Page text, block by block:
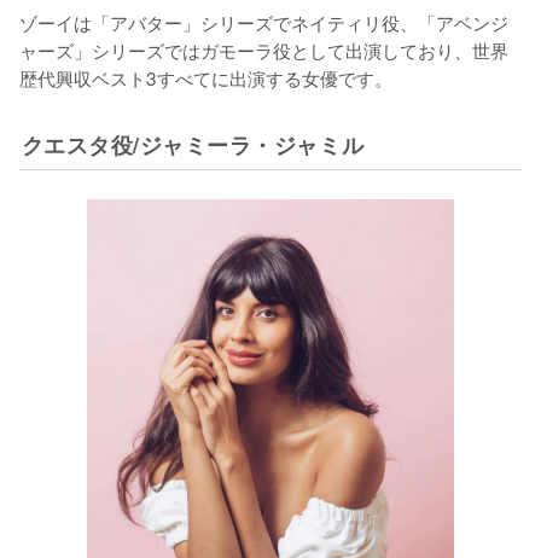
ゾーイは「アバター」シリーズでネイティリ役、「アベンジ
ャーズ」シリーズではガモーラ役として出演しており、世界
歴代興収ベスト3すべてに出演する女優です。
クエスタ役/ジャミーラ・ジャミル